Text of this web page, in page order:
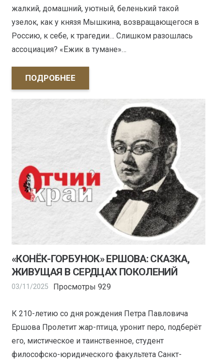
жалкий, домашний, уютный, беленький такой
узелок, как у князя Мышкина, возвращающегося в
Россию, к себе, к трагедии… Слишком разошлась
ассоциация? «Ёжик в тумане»…
ПОДРОБНЕЕ
«КОНЁК-ГОРБУНОК» ЕРШОВА: СКАЗКА,
ЖИВУЩАЯ В СЕРДЦАХ ПОКОЛЕНИЙ
03/11/2025 Просмотры 929
К 210-летию со дня рождения Петра Павловича
Ершова Пролетит жар-птица, уронит перо, подберёт
его, мистическое и таинственное, студент
философско-юридического факультета Санкт-